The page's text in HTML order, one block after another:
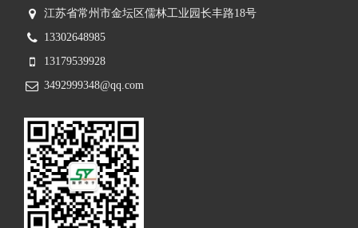
江苏省常州市金坛区儒林工业园长丰路18号
13302648985
13179539928
3492999348@qq.com